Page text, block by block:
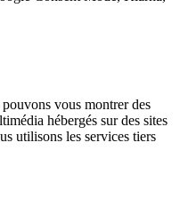
vous montrer des
hébergés sur des sites
utilisons les services tiers